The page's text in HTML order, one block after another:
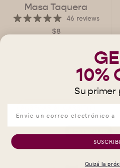
Masa Taquera
46 reviews
$8
10%
Su primer
Quizá la